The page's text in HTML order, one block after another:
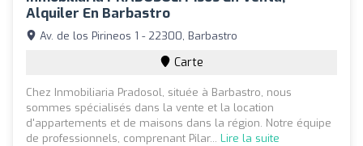
Alquiler En Barbastro
Av. de los Pirineos 1 - 22300, Barbastro
Carte
Chez Inmobiliaria Pradosol, située à Barbastro, nous
sommes spécialisés dans la vente et la location
d'appartements et de maisons dans la région. Notre équipe
de professionnels, comprenant Pilar... Lire la suite